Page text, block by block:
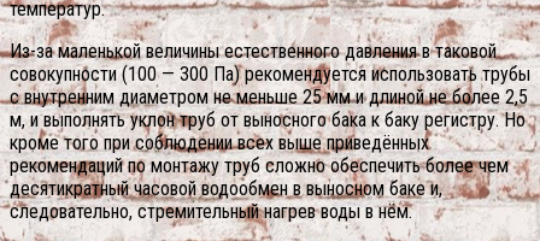
температур.
Из-за маленькой величины естественного давления в таковой
совокупности (100 — 300 Па) рекомендуется использовать трубы
с внутренним диаметром не меньше 25 мм и длиной не более 2,5
м, и выполнять уклон труб от выносного бака к баку регистру. Но
кроме того при соблюдении всех выше приведённых
рекомендаций по монтажу труб сложно обеспечить более чем
десятикратный часовой водообмен в выносном баке и,
следовательно, стремительный нагрев воды в нём.